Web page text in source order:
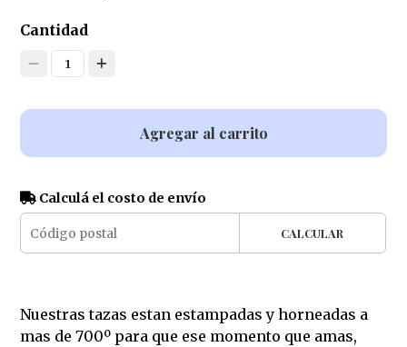
Cantidad
1
Agregar al carrito
Calculá el costo de envío
CALCULAR
Nuestras tazas estan estampadas y horneadas a
mas de 700º para que ese momento que amas,